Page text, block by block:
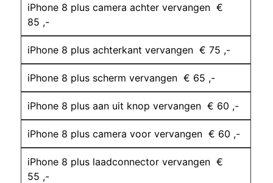
iPhone 8 plus camera achter vervangen €
85 ,-
iPhone 8 plus achterkant vervangen € 75 ,-
iPhone 8 plus scherm vervangen € 65 ,-
iPhone 8 plus aan uit knop vervangen € 60 ,-
iPhone 8 plus camera voor vervangen € 60 ,-
iPhone 8 plus laadconnector vervangen €
55 ,-